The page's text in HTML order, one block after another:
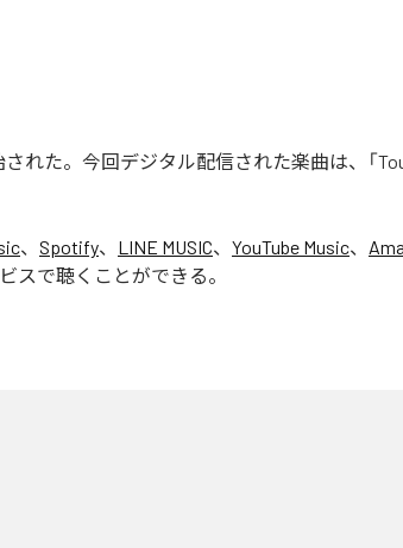
された。今回デジタル配信された楽曲は、「
、 Spotify、 LINE MUSIC、 YouTube Music、
スで聴くことができる。